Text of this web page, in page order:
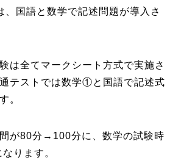
、国語と数学で記述問題が導入さ
は全てマークシート方式で実施さ
テストでは数学①と国語で記述式
。
が80分→100分に、数学の試験時
ります。